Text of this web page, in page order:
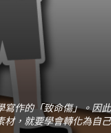
寫作的「致命傷」。因
材，就要學會轉化為自